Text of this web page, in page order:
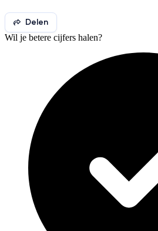
Delen
Wil je betere cijfers halen?